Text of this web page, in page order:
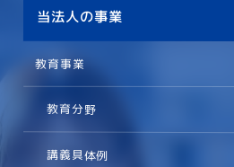
当法人の事業
教育事業
教育分野
講義具体例